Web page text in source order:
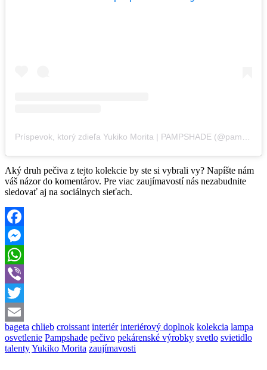
Aký druh pečiva z tejto kolekcie by ste si vybrali vy? Napíšte nám
váš názor do komentárov. Pre viac zaujímavostí nás nezabudnite
sledovať aj na sociálnych sieťach.
Facebook
Messenger
WhatsApp
Viber
Twitter
Email
bageta chlieb croissant interiér interiérový doplnok kolekcia lampa
osvetlenie Pampshade pečivo pekárenské výrobky svetlo svietidlo
talentyYukiko Morita zaujímavosti